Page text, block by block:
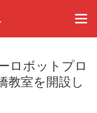
メニ
ロボットプロ
室を開設し